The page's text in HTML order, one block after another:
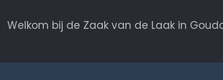
Welkom bij de Zaak van de Laak in